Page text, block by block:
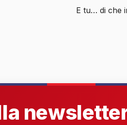
E tu… di che